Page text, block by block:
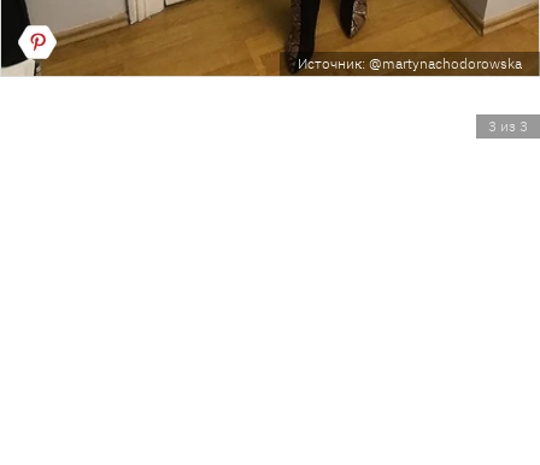
Источник: @martynachodorowska
3 из 3